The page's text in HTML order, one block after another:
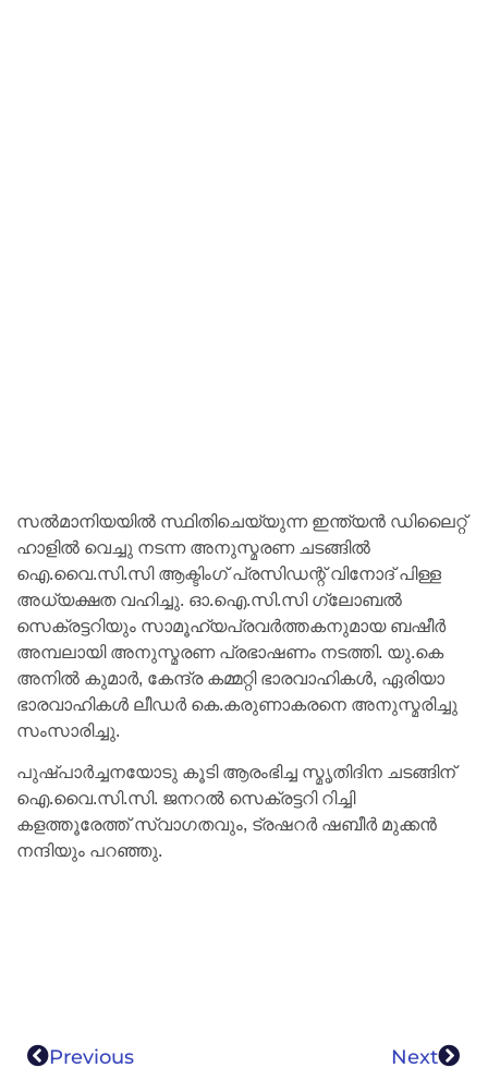
സൽമാനിയയിൽ സ്ഥിതിചെയ്യുന്ന ഇന്ത്യൻ ഡിലൈറ്റ്
ഹാളിൽ വെച്ചു നടന്ന അനുസ്മരണ ചടങ്ങിൽ
ഐ.വൈ.സി.സി ആക്ടിംഗ് പ്രസിഡന്റ് വിനോദ് പിള്ള
അധ്യക്ഷത വഹിച്ചു. ഓ.ഐ.സി.സി ഗ്ലോബല്‍
സെക്രട്ടറിയും സാമൂഹ്യപ്രവര്‍ത്തകനുമായ ബഷീര്‍
അമ്പലായി അനുസ്മരണ പ്രഭാഷണം നടത്തി. യു.കെ
അനിൽ കുമാർ, കേന്ദ്ര കമ്മറ്റി ഭാരവാഹികൾ, ഏരിയാ
ഭാരവാഹികൾ ലീഡർ കെ.കരുണാകരനെ അനുസ്മരിച്ചു
സംസാരിച്ചു.
പുഷ്പാർച്ചനയോടു കൂടി ആരംഭിച്ച സ്മൃതിദിന ചടങ്ങിന്
ഐ.വൈ.സി.സി. ജനറൽ സെക്രട്ടറി റിച്ചി
കളത്തൂരേത്ത് സ്വാഗതവും, ട്രഷറർ ഷബീർ മുക്കൻ
നന്ദിയും പറഞ്ഞു.
Previous Next